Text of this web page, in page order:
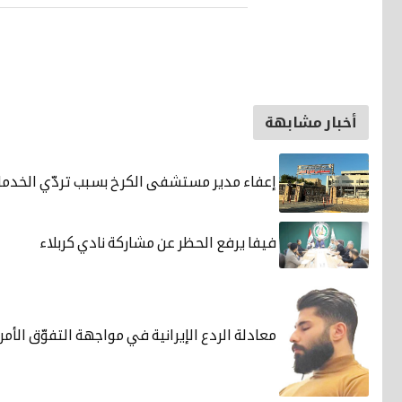
أخبار مشابهة
إعفاء مدير مستشفى الكرخ بسبب تردّي
فيفا يرفع الحظر عن مشاركة نادي كربلاء
معادلة الردع الإيرانية في مواجهة التفوّق